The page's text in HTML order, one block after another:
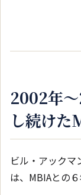
2002年
し続け
ビル・アック
は、MBIAとの